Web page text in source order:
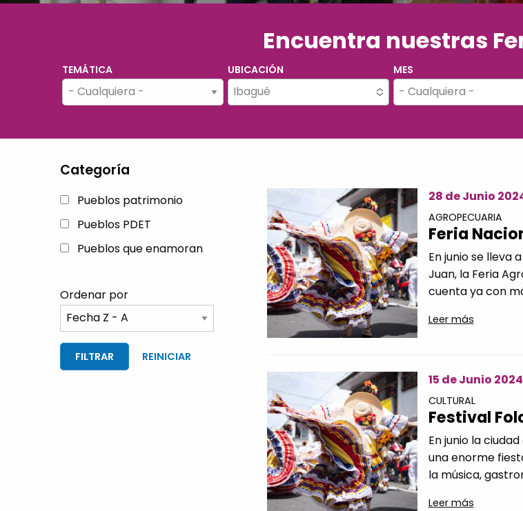
Encuentra nuestras
TEMÁTICA UBICACIÓN
Ibagué
MES
- Cualquiera -
28 de Junio
AGROPECUARIA
Feria
En junio se lleva
Juan, la Feria
cuenta ya con
Leer más
15 de Junio 2024
CULTURAL
Festival
En junio la
una enorme
la música,
Leer más
Categoría
Pueblos patrimonio
Pueblos PDET
Pueblos que enamoran
Ordenar por